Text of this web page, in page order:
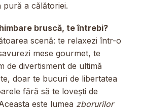
pură a călătoriei.
bruscă, te întrebi?
scenă: te relaxezi într-o
mese gourmet, te
de divertisment de ultimă
doar te bucuri de libertatea
fără să te lovești de
este lumea zborurilor